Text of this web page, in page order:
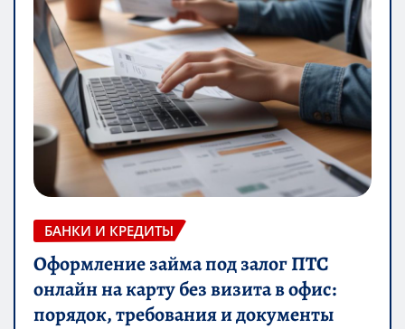
БАНКИ И КРЕДИТЫ
Оформление займа под залог ПТС
онлайн на карту без визита в офис:
порядок, требования и документы